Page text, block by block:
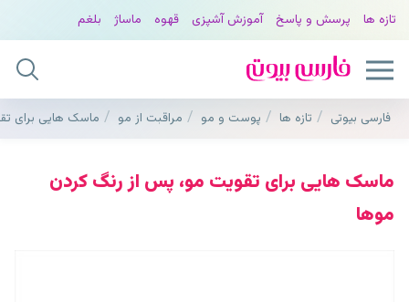
تازه ها پرسش و پاسخ آموزش آشپزی قهوه ماساژ بلغم
فارسی بیوتی تازه ها پوست و مو مراقبت از مو ماسک هایی برای
ماسک هایی برای تقویت مو، پس از رنگ کردن
موها